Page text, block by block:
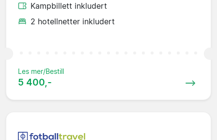
Kampbillett inkludert
2 hotellnetter inkludert
Les mer/Bestill
5 400,-